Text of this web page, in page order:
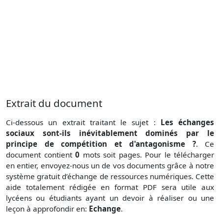
Extrait du document
Ci-dessous un extrait traitant le sujet : Les échanges
sociaux sont-ils inévitablement dominés par le
principe de compétition et d'antagonisme ?. Ce
document contient 0 mots soit pages. Pour le télécharger
en entier, envoyez-nous un de vos documents grâce à notre
système gratuitd’échange de ressources numériques. Cette
aide totalement rédigée en format PDF sera utile aux
lycéens ou étudiants ayant un devoir à réaliser ou une
leçon à approfondir en: Echange.